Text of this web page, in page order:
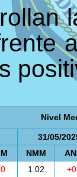
Nivel
31/05/
NMM
1.02